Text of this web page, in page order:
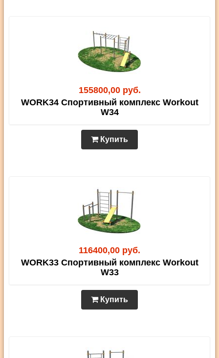
155800,00 руб.
WORK34 Спортивный комплекс Workout
W34
Купить
116400,00 руб.
WORK33 Спортивный комплекс Workout
W33
Купить